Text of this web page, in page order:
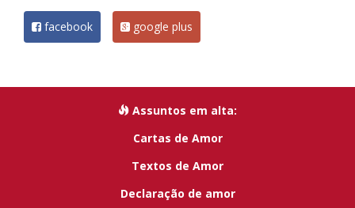
facebook google plus
Assuntos em alta:
Cartas de Amor
Textos de Amor
Declaração de amor